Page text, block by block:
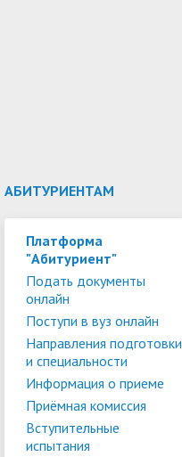
АБИТУРИЕНТАМ
Платформа
"Абитуриент"
Подать документы
онлайн
Поступи в вуз онлайн
Направления подготовки
и специальности
Информация о приеме
Приёмная комиссия
Вступительные
испытания